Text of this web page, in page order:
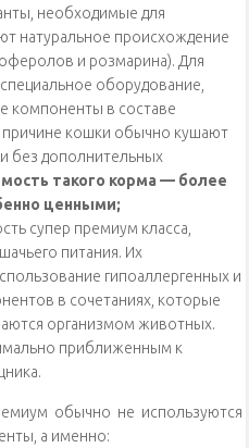
необходимые для
натуральное происхождение
и розмарина). Для
оборудование,
компоненты в составе
причине кошки обычно кушают
без дополнительных
такого корма — более
ценными;
супер премиум класса,
питания. Их
гипоаллергенных и
в сочетаниях, которые
организмом животных.
приближенным к
обычно не используются
а именно: